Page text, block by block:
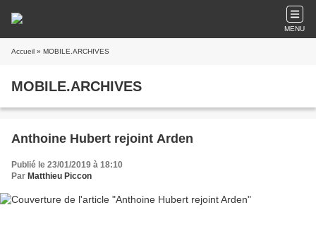
MENU
Accueil » MOBILE.ARCHIVES
MOBILE.ARCHIVES
Anthoine Hubert rejoint Arden
Publié le 23/01/2019 à 18:10
Par Matthieu Piccon